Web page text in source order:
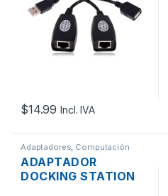
$14.99 Incl. IVA
Adaptadores Computación
ADAPTADOR
DOCKING STATION